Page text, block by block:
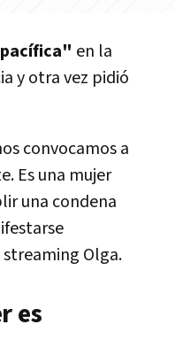
en la
y otra vez pidió
convocamos a
Es una mujer
una condena
streaming Olga.
es